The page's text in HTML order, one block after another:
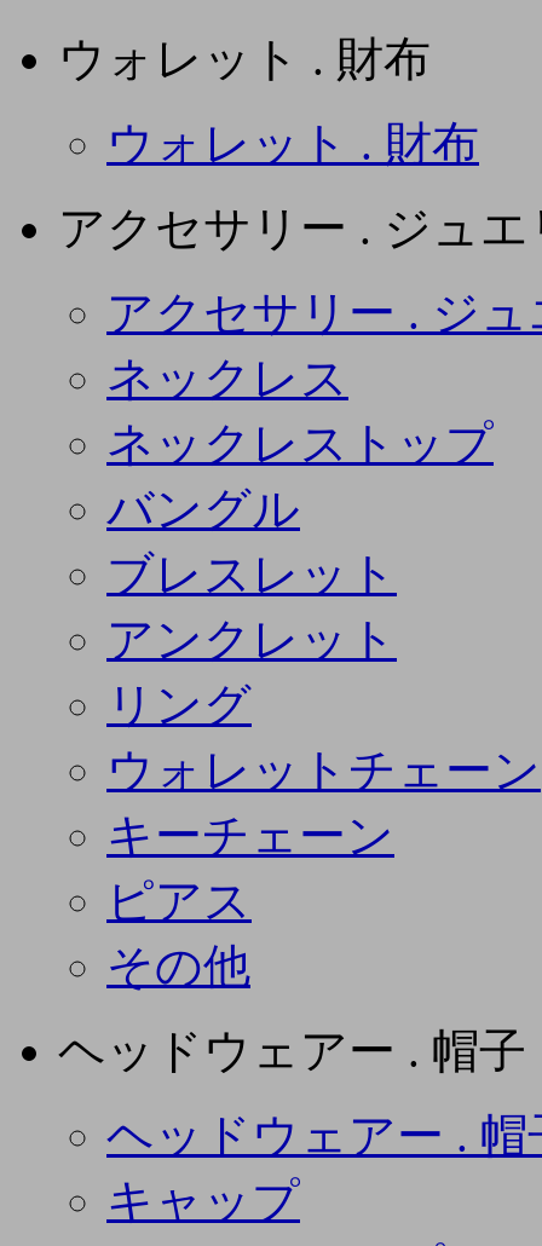
ウォレット . 財布
ウォレット . 財布
アクセサリー . ジュエ
アクセサリー . ジ
ネックレス
ネックレストップ
バングル
ブレスレット
アンクレット
リング
ウォレットチェーン
キーチェーン
ピアス
その他
ヘッドウェアー . 帽子
ヘッドウェアー . 帽
キャップ